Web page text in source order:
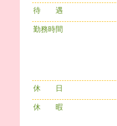
待 遇
勤務時間
休 日
休 暇